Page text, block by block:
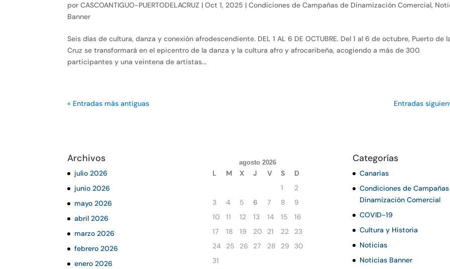
porCASCOANTIGUO-PUERTODELACRUZ |Oct 1, 2025 |Condiciones de Campañas de Dinamización Comercial,
Banner
Seis días de cultura, danza y conexión afrodescendiente. DEL 1 AL 6 DE OCTUBRE. Del 1 al 6 de octubre, Puerto de
Cruz se transformará en el epicentro de la danza y la cultura afro y afrocaribeña, acogiendo a más de 300
participantes y una veintena de artistas...
« Entradas más antiguas Entradas
Archivos
julio 2026
junio 2026
mayo 2026
abril 2026
marzo 2026
febrero 2026
enero 2026
agosto 2026
L M X J V S
D
1
2
3
4 5 6 7 8
9
10
11 12 13 14 15
16
17
18 19 20 21 22
23
24
25 26 27 28 29
30
31
Categorías
Canarias
Condiciones de
Dinamización Comercial
COVID-19
Cultura y Historia
Noticias
Noticias Banner